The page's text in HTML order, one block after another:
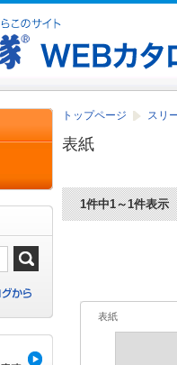
トップページ スリ
表紙
1件中1～1件表示
表紙